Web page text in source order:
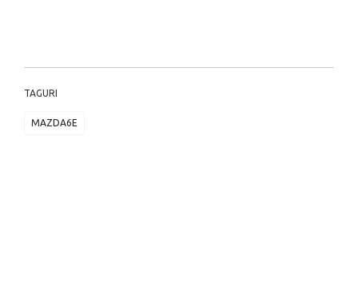
TAGURI
MAZDA6E